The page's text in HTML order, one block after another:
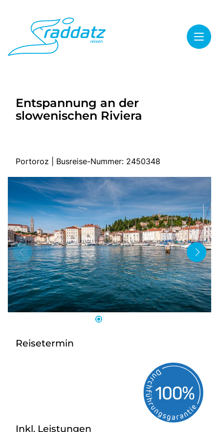
Highlights
Service
Start
Mehrtagesreisen
Tagesreisen
Bus anmieten
Service
Kontakt
Entspannung an der
slowenischen Riviera
Portoroz | Busreise-Nummer: 2450348
Reisetermin
Inkl. Leistungen